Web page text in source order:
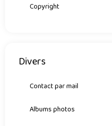
Copyright
Divers
Contact par mail
Albums photos